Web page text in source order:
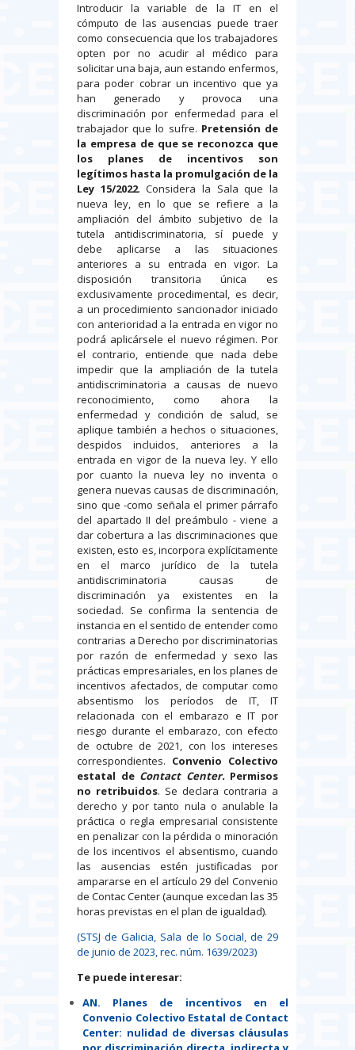
Introducir la variable de la IT en el
cómputo de las ausencias puede traer
como consecuencia que los trabajadores
opten por no acudir al médico para
solicitar una baja, aun estando enfermos,
para poder cobrar un incentivo que ya
han generado y provoca una
discriminación por enfermedad para el
trabajador que lo sufre. Pretensión de
la empresa de que se reconozca que
los planes de incentivos son
legítimos hasta la promulgación de la
Ley 15/2022. Considera la Sala que la
nueva ley, en lo que se refiere a la
ampliación del ámbito subjetivo de la
tutela antidiscriminatoria, sí puede y
debe aplicarse a las situaciones
anteriores a su entrada en vigor. La
disposición transitoria única es
exclusivamente procedimental, es decir,
a un procedimiento sancionador iniciado
con anterioridad a la entrada en vigor no
podrá aplicársele el nuevo régimen. Por
el contrario, entiende que nada debe
impedir que la ampliación de la tutela
antidiscriminatoria a causas de nuevo
reconocimiento, como ahora la
enfermedad y condición de salud, se
aplique también a hechos o situaciones,
despidos incluidos, anteriores a la
entrada en vigor de la nueva ley. Y ello
por cuanto la nueva ley no inventa o
genera nuevas causas de discriminación,
sino que -como señala el primer párrafo
del apartado II del preámbulo - viene a
dar cobertura a las discriminaciones que
existen, esto es, incorpora explícitamente
en el marco jurídico de la tutela
antidiscriminatoria causas de
discriminación ya existentes en la
sociedad. Se confirma la sentencia de
instancia en el sentido de entender como
contrarias a Derecho por discriminatorias
por razón de enfermedad y sexo las
prácticas empresariales, en los planes de
incentivos afectados, de computar como
absentismo los períodos de IT, IT
relacionada con el embarazo e IT por
riesgo durante el embarazo, con efecto
de octubre de 2021, con los intereses
correspondientes. Convenio Colectivo
estatal de Contact Center.Permisos
no retribuidos. Se declara contraria a
derecho y por tanto nula o anulable la
práctica o regla empresarial consistente
en penalizar con la pérdida o minoración
de los incentivos el absentismo, cuando
las ausencias estén justificadas por
ampararse en el artículo 29 del Convenio
de Contac Center (aunque excedan las 35
horas previstas en el plan de igualdad).
(STSJ de Galicia, Sala de lo Social, de 29
de junio de 2023, rec. núm. 1639/2023)
Te puede interesar:
AN. Planes de incentivos en el
Convenio Colectivo Estatal de Contact
Center: nulidad de diversas cláusulas